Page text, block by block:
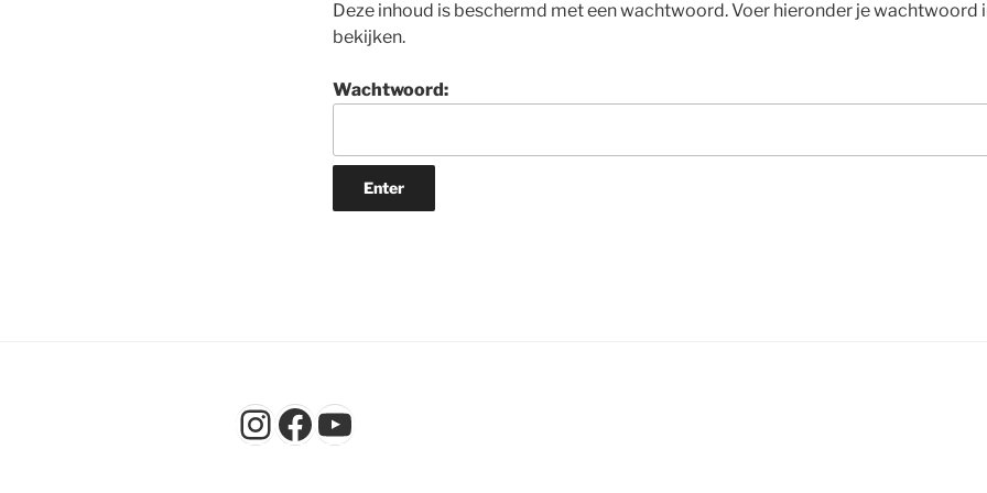
Deze inhoud is beschermd met een wachtwoord. Voer hieronder je wachtwoord
bekijken.
Wachtwoord:
Instagram
Facebook
YouTube